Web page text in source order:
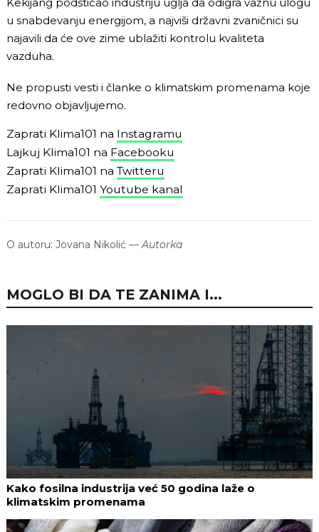
u snabdevanju energijom, a najviši državni zvaničnici su
najavili da će ove zime ublažiti kontrolu kvaliteta
vazduha.
Ne propusti vesti i članke o klimatskim promenama koje
redovno objavljujemo.
Zaprati Klima101 na Instagramu
Lajkuj Klima101 na Facebooku
Zaprati Klima101 na Twitteru
Zaprati Klima101 Youtube kanal
O autoru: Jovana Nikolić —Autorka
MOGLO BI DA TE ZANIMA I...
Kako fosilna industrija već 50 godina laže o
klimatskim promenama